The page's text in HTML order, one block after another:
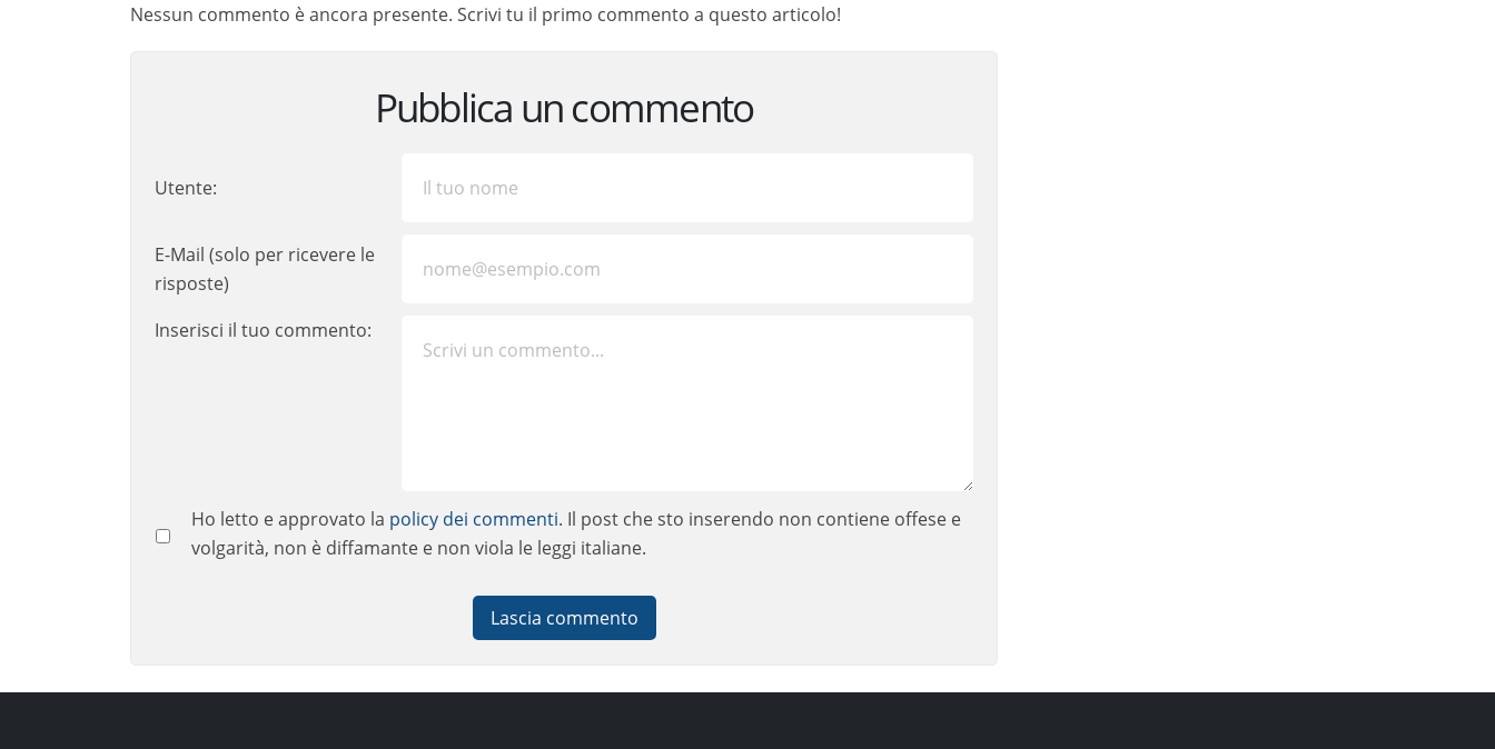
Nessun commento è ancora presente. Scrivi tu il primo commento a questo articolo!
Pubblica un commento
Utente:
E-Mail (solo per ricevere le
risposte)
Inserisci il tuo commento:
Ho letto e approvato la policy dei commenti. Il post che sto inserendo non contiene offese e
volgarità, non è diffamante e non viola le leggi italiane.